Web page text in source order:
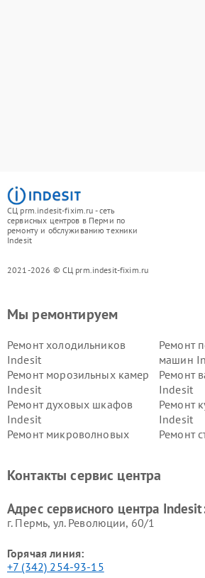
СЦ prm.indesit-fixim.ru - сеть
сервисных центров в Перми по
ремонту и обслуживанию техники
Indesit
2021-2026 © СЦ prm.indesit-fixim.ru
Мы ремонтируем
Ремонт холодильников
Indesit
Ремонт
машин
Ремонт морозильных камер
Indesit
Ремонт
Indesit
Ремонт духовых шкафов
Indesit
Ремонт
Indesit
Ремонт микроволновых
Ремонт
Indesit
Indesit
Контакты сервис центра
Адрес сервисного центра
г. Пермь, ул. ​Революции, 60/1
Горячая линия:
+7 (342) 254-93-15